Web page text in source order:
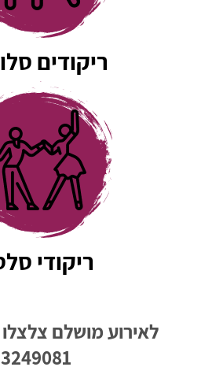
ריקודים
ריקודי
לאירוע מושלם
3249081